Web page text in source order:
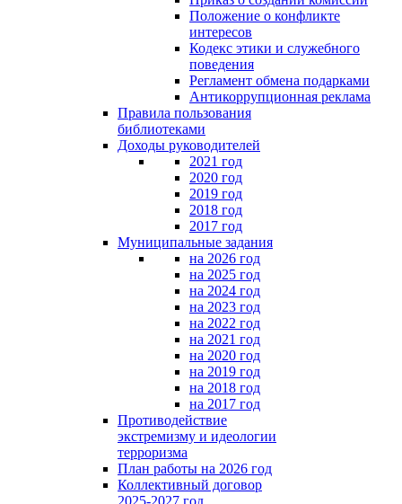
Положение о конфликте
интересов
Кодекс этики и служебного
поведения
Регламент обмена подарками
Антикоррупционная реклама
Правила пользования
библиотеками
Доходы руководителей
2021 год
2020 год
2019 год
2018 год
2017 год
Муниципальные задания
на 2026 год
на 2025 год
на 2024 год
на 2023 год
на 2022 год
на 2021 год
на 2020 год
на 2019 год
на 2018 год
на 2017 год
Противодействие
экстремизму и идеологии
терроризма
План работы на 2026 год
Коллективный договор
2025-2027 год